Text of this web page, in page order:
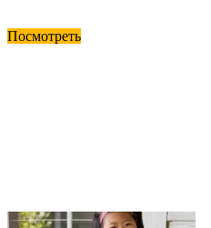
Посмотреть